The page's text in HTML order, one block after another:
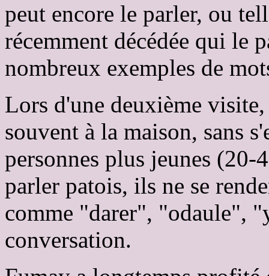
peut encore le parler, ou
récemment décédée qui le
nombreux exemples de
Lors d'une deuxième
souvent à la maison, sans
personnes plus jeunes
parler patois, ils ne se
comme "darer", "odaule",
conversation.